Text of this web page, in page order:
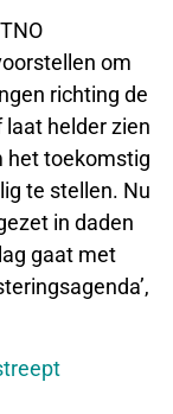
om
richting de
laat helder zien
het toekomstig
te stellen. Nu
in daden
gaat met